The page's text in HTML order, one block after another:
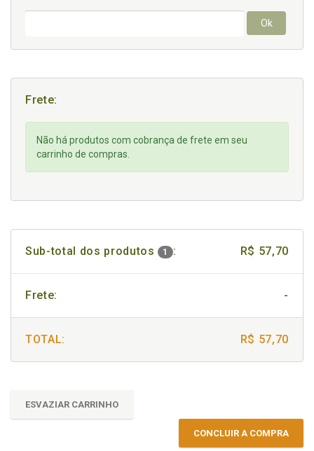
Ok
Frete:
Não há produtos com cobrança de frete em seu
carrinho de compras.
Sub-total dos produtos 1 : R$ 57,70
Frete: -
TOTAL: R$ 57,70
ESVAZIAR CARRINHO
CONCLUIR A COMPRA